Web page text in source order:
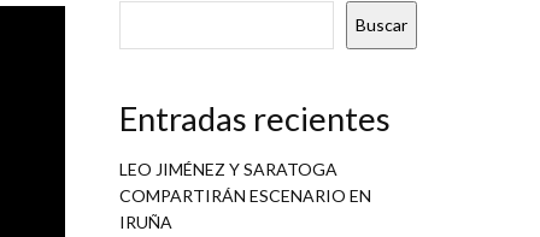
Buscar
Entradas recientes
LEO JIMÉNEZ Y SARATOGA
COMPARTIRÁN ESCENARIO EN
IRUÑA